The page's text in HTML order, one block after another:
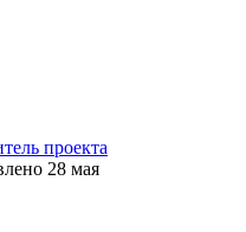
проекта
28 мая